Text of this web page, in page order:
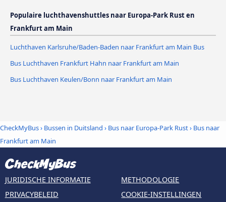
Populaire luchthavenshuttles naar Europa-Park Rust en
Frankfurt am Main
Luchthaven Karlsruhe/Baden-Baden naar Frankfurt am Main Bus
Bus Luchthaven Frankfurt Hahn naar Frankfurt am Main
Bus Luchthaven Keulen/Bonn naar Frankfurt am Main
CheckMyBus› Bussen in Duitsland › Bus naar Europa-Park Rust› Bus naar
Frankfurt am Main
JURIDISCHE INFORMATIE
PRIVACYBELEID
METHODOLOGIE
COOKIE-INSTELLINGEN